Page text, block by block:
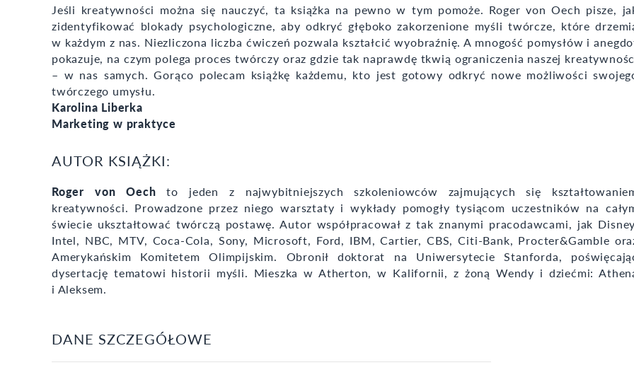
Jeśli kreatywności można się nauczyć, ta książka na pewno w tym pomoże. Roger von Oech pisze,
zidentyfikować blokady psychologiczne, aby odkryć głęboko zakorzenione myśli twórcze, które
w każdym z nas. Niezliczona liczba ćwiczeń pozwala kształcić wyobraźnię. A mnogość pomysłów i
pokazuje, na czym polega proces twórczy oraz gdzie tak naprawdę tkwią ograniczenia naszej
– w nas samych. Gorąco polecam książkę każdemu, kto jest gotowy odkryć nowe możliwości
twórczego umysłu.
Karolina Liberka
Marketing w praktyce
AUTOR KSIĄŻKI:
Roger von Oech to jeden z najwybitniejszych szkoleniowców zajmujących się
kreatywności. Prowadzone przez niego warsztaty i wykłady pomogły tysiącom uczestników na
świecie ukształtować twórczą postawę. Autor współpracował z tak znanymi pracodawcami, jak
Intel, NBC, MTV, Coca-Cola, Sony, Microsoft, Ford, IBM, Cartier, CBS, Citi-Bank, Procter&Gamble
Amerykańskim Komitetem Olimpijskim. Obronił doktorat na Uniwersytecie Stanforda,
dysertację tematowi historii myśli. Mieszka w Atherton, w Kalifornii, z żoną Wendy i dziećmi:
i Aleksem.
DANE SZCZEGÓŁOWE